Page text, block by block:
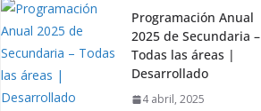
Programación Anual
2025 de Secundaria –
Todas las áreas |
Desarrollado
4 abril, 2025